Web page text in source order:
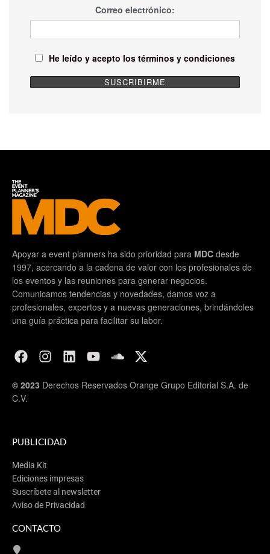
Correo electrónico:
He leído y acepto los términos y condiciones
Apoyar a event planners ha sido prioridad para MDC desde
1997, acercando a la cadena de valor con los profesionales de
los eventos y las reuniones para generar negocios.
Comunicamos tendencias y novedades, damos voz a
profesionales, expertos y a nuevas generaciones, brindándoles
una guía práctica para facilitar su labor.
© 2023 Derechos Reservados Orange Grupo Editorial S.A. de
C.V.
PUBLICIDAD
Media Kit
Ediciones impresas
Suscríbete al newsletter
Aviso de Privacidad
CONTACTO